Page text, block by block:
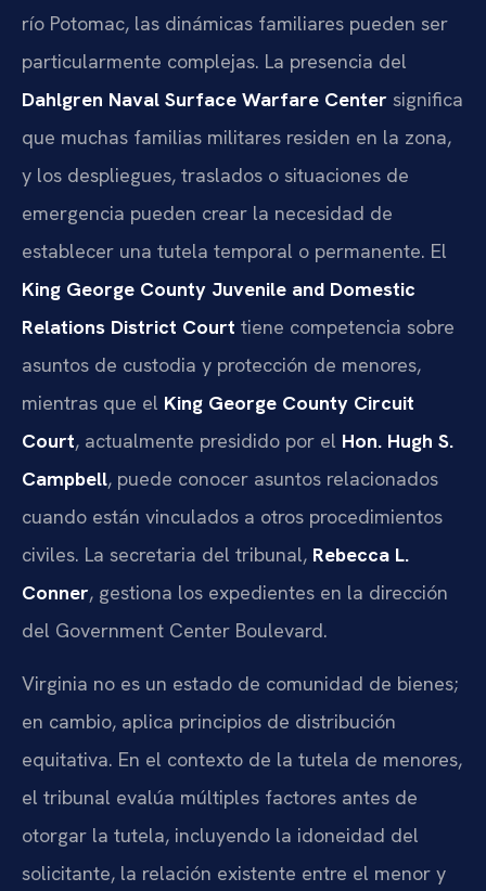
río Potomac, las dinámicas familiares pueden ser
particularmente complejas. La presencia del
Dahlgren Naval Surface Warfare Center significa
que muchas familias militares residen en la zona,
y los despliegues, traslados o situaciones de
emergencia pueden crear la necesidad de
establecer una tutela temporal o permanente. El
King George County Juvenile and Domestic
Relations District Court tiene competencia sobre
asuntos de custodia y protección de menores,
mientras que el King George County Circuit
Court, actualmente presidido por el Hon. Hugh S.
Campbell, puede conocer asuntos relacionados
cuando están vinculados a otros procedimientos
civiles. La secretaria del tribunal, Rebecca L.
Conner, gestiona los expedientes en la dirección
del Government Center Boulevard.
Virginia no es un estado de comunidad de bienes;
en cambio, aplica principios de distribución
equitativa. En el contexto de la tutela de menores,
el tribunal evalúa múltiples factores antes de
otorgar la tutela, incluyendo la idoneidad del
solicitante, la relación existente entre el menor y